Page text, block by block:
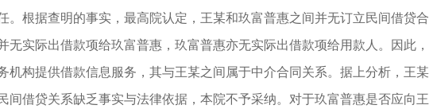
。根据查明的事实，最高院认定，王某和玖富普惠之间并无订立民间借贷合
无实际出借款项给玖富普惠，玖富普惠亦无实际出借款项给用款人。因此，
机构提供借款信息服务，其与王某之间属于中介合同关系。据上分析，王某
间借贷关系缺乏事实与法律依据，本院不予采纳。对于玖富普惠是否应向王